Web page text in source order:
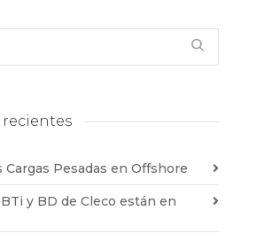
recientes
Cargas Pesadas en Offshore
y BD de Cleco están en